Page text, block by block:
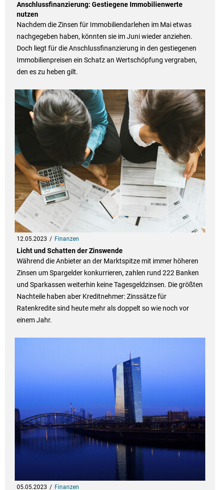
Anschlussfinanzierung: Gestiegene Immobilienwerte
nutzen
Nachdem die Zinsen für Immobiliendarlehen im Mai etwas
nachgegeben haben, könnten sie im Juni wieder anziehen.
Doch liegt für die Anschlussfinanzierung in den gestiegenen
Immobilienpreisen ein Schatz an Wertschöpfung vergraben,
den es zu heben gilt.
12.05.2023 Finanzen
Licht und Schatten der Zinswende
Während die Anbieter an der Marktspitze mit immer höheren
Zinsen um Spargelder konkurrieren, zahlen rund 222 Banken
und Sparkassen weiterhin keine Tagesgeldzinsen. Die größten
Nachteile haben aber Kreditnehmer: Zinssätze für
Ratenkredite sind heute mehr als doppelt so wie noch vor
einem Jahr.
05.05.2023 Finanzen